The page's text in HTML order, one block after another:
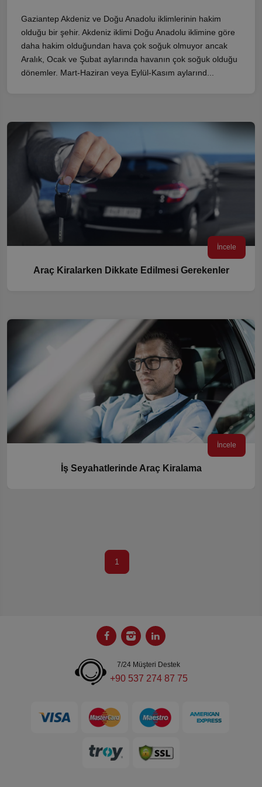
Gaziantep Akdeniz ve Doğu Anadolu iklimlerinin hakim
olduğu bir şehir. Akdeniz iklimi Doğu Anadolu iklimine göre
daha hakim olduğundan hava çok soğuk olmuyor ancak
Aralık, Ocak ve Şubat aylarında havanın çok soğuk olduğu
dönemler. Mart-Haziran veya Eylül-Kasım aylarınd...
İncele
Araç Kiralarken Dikkate Edilmesi Gerekenler
İncele
İş Seyahatlerinde Araç Kiralama
1
7/24 Müşteri Destek
+90 537 274 87 75